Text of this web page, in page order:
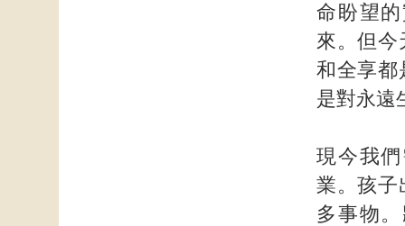
命盼望
來。但今
和全享都
是對永遠
現今我
業。孩子
多事物